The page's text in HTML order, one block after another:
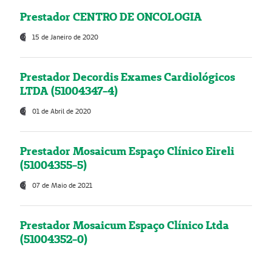
Prestador CENTRO DE ONCOLOGIA
15 de Janeiro de 2020
Prestador Decordis Exames Cardiológicos
LTDA (51004347-4)
01 de Abril de 2020
Prestador Mosaicum Espaço Clínico Eireli
(51004355-5)
07 de Maio de 2021
Prestador Mosaicum Espaço Clínico Ltda
(51004352-0)